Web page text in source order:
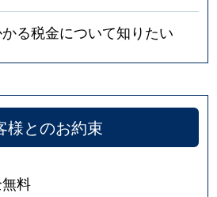
る税金について知りたい
様とのお約束
料